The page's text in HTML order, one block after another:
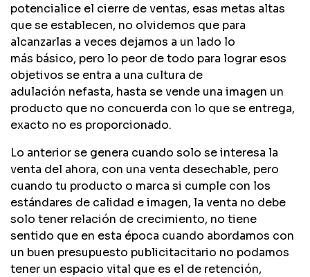
potencialice el cierre de ventas, esas metas altas
que se establecen, no olvidemos que para
alcanzarlas a veces dejamos a un lado lo
más básico, pero lo peor de todo para lograr esos
objetivos se entra a una cultura de
adulación nefasta, hasta se vende una imagen un
producto que no concuerda con lo que se entrega,
exacto no es proporcionado.
Lo anterior se genera cuando solo se interesa la
venta del ahora, con una venta desechable, pero
cuando tu producto o marca si cumple con los
estándares de calidad e imagen, la venta no debe
solo tener relación de crecimiento, no tiene
sentido que en esta época cuando abordamos con
un buen presupuesto publicitacitario no podamos
tener un espacio vital que es el de retención,